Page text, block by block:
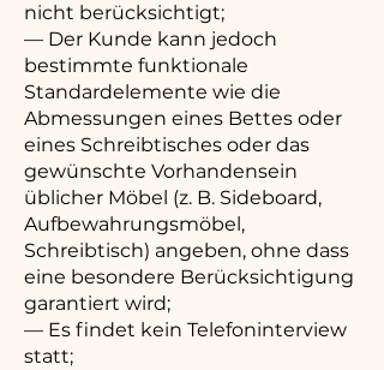
nicht berücksichtigt;
— Der Kunde kann jedoch
bestimmte funktionale
Standardelemente wie die
Abmessungen eines Bettes oder
eines Schreibtisches oder das
gewünschte Vorhandensein
üblicher Möbel (z. B. Sideboard,
Aufbewahrungsmöbel,
Schreibtisch) angeben, ohne dass
eine besondere Berücksichtigung
garantiert wird;
— Es findet kein Telefoninterview
statt;